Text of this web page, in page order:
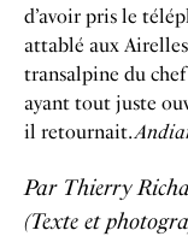
d’avoir pris le
attablé aux
transalpine du
ayant tout juste
il retournait.
Par Thierry
(Texte et